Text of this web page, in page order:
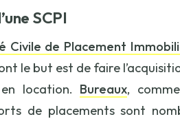
SCPI
Civile de Placement
le but est de faire
location. Bureaux,
de placements sont